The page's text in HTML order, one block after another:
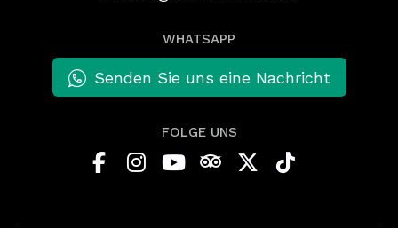
WHATSAPP
Senden Sie uns eine Nachricht
FOLGE UNS